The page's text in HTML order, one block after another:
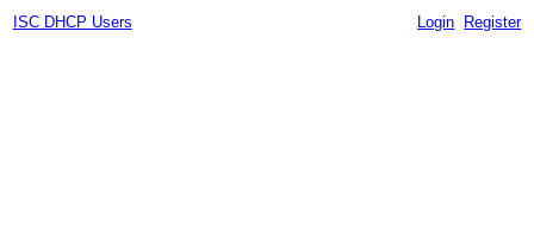
ISC DHCP Users Login Register